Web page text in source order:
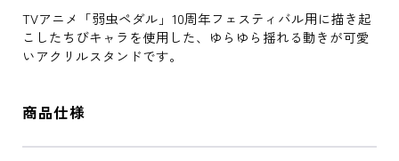
TVアニメ「弱虫ペダル」10周年フェスティバル用に描き起
こしたちびキャラを使用した、ゆらゆら揺れる動きが可愛
いアクリルスタンドです。
商品仕様